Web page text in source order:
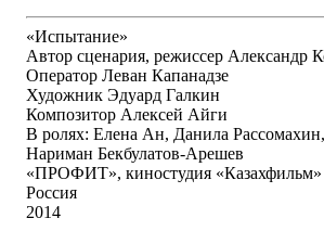
«Испытание»
Автор сценария, режиссер Александр
Оператор Леван Капанадзе
Художник Эдуард Галкин
Композитор Алексей Айги
В ролях: Елена Ан, Данила
Нариман Бекбулатов-Арешев
«ПРОФИТ», киностудия «Казахфильм»
Россия
2014